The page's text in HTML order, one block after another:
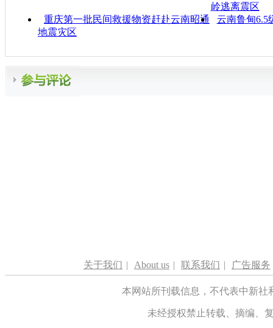
岭逃离震区
重庆第一批民间救援物资赶赴云南昭通
地震灾区
云南鲁甸6.5
关于我们 | About us | 联系我们 | 广告服务
本网站所刊载信息，不代表中新
未经授权禁止转载、摘编、